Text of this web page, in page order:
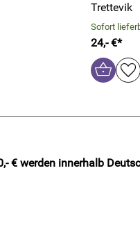
Trettevik
Sofort
24,- €*
€ werden innerhalb